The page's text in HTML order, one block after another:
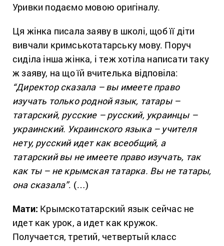
Уривки подаємо мовою оригіналу.
Ця жінка писала заяву в школі, щоб її діти
вивчали кримськотатарську мову. Поруч
сиділа інша жінка, і теж хотіла написати таку
ж заяву, на що їй вчителька відповіла:
“Директор сказала – вы имеете право
изучать только родной язык, татары –
татарский, русские – русский, украинцы –
украинский. Украинского языка – учителя
нету, русский идет как всеобщий, а
татарский вы не имеете право изучать, так
как ты – не крымская татарка. Вы не татары,
она сказала”. (…)
Мати: Крымскотатарский язык сейчас не
идет как урок, а идет как кружок.
Получается, третий, четвертый класс